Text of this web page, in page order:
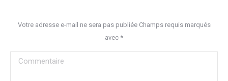
Votre adresse e-mail ne sera pas publiée Champs requis marqués
avec *
Commentaire